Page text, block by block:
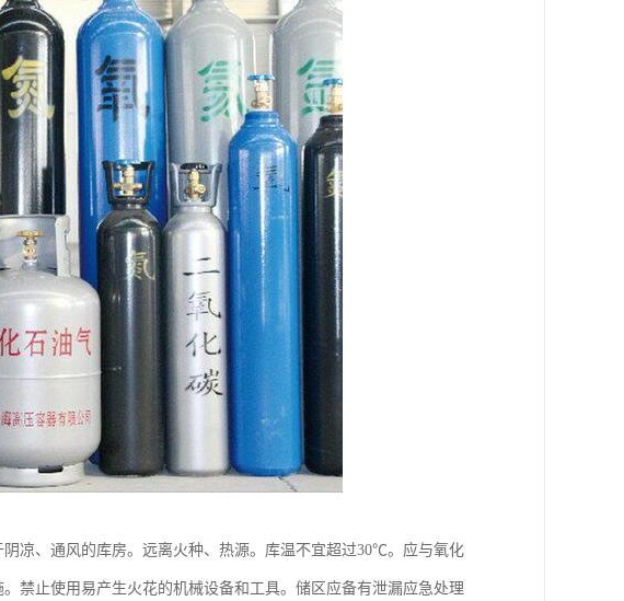
凉、通风的库房。远离火种、热源。库温不宜超过30℃。应与氧化
禁止使用易产生火花的机械设备和工具。储区应备有泄漏应急处理